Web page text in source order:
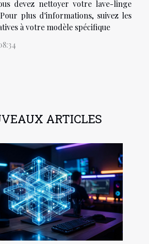
devez nettoyer votre lave-linge
plus d'informations, suivez les
à votre modèle spécifique
ARTICLES